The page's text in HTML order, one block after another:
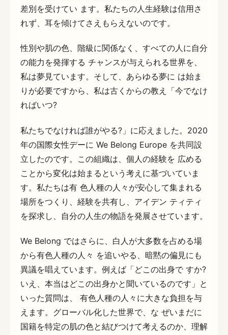
差別を受けてい ます。私たちの人生経験は信用さ
れず、耳を傾けてさえもらえないのです。
性別や肌の色、階級に関係なく、すべての人に自分
の能力を発揮する チャンスが与えられる世界を、
私は夢見ています。そして、あらゆる夢に は始ま
りが必要ですから、私は古くからの教え「今でなけ
ればいつ?
私たちでなければ誰がやる?」に応えました。2020
年の国際女性デーに We Belong Europe を共同設
立したのです。この組織は、個人の経験を 広める
ことから変化は始まるという考えに基づいていま
す。私たちは有 色人種の人々が安心して集まれる
場所をつくり、経験を共有し、アイデン ティティ
を探求し、自分の人生の物語を発展させています。
We Belong ではさらに、白人が大多数を占める場
から有色人種の人々 を追いやる、暗黙の偏見にも
異議を唱えています。例えば「どこの出身で すか?
いえ、本当はどこの出身かと聞いているのです」と
いった質問は、 有色人種の人々に大きな負担を与
えます。グローバル化した世界で、な ぜいまだに
国籍を特定の肌の色と結びつけて考えるのか、理解